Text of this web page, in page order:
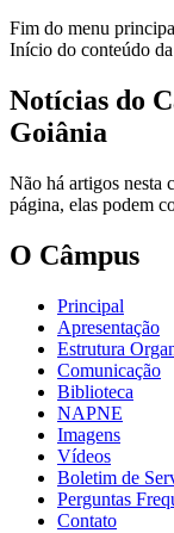
Fim do menu
Início do conteúdo
Notícias do
Goiânia
Não há artigos nesta
página, elas podem
O Câmpus
Principal
Apresentação
Estrutura
Comunicação
Biblioteca
NAPNE
Imagens
Vídeos
Boletim de
Perguntas
Contato